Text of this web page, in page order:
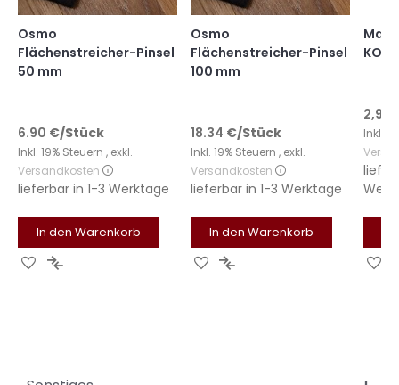
Osmo
Flächenstreicher-Pinsel
50 mm
6.90 €/Stück
Inkl. 19% Steuern , exkl.
Versandkosten
lieferbar in 1-3 Werktage
In den Warenkorb
Zur Zur
Osmo
Flächenstreicher-Pinsel
100 mm
18.34 €/Stück
Inkl. 19% Steuern , exkl.
Versandkosten
lieferbar in 1-3 Werktage
In den Warenkorb
Zur Zur
2,99
Inkl.